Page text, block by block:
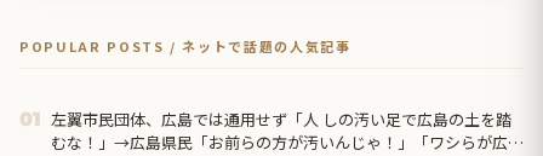
POPULAR POSTS / ネットで話題の人気記事
01 左翼市民団体、広島では通用せず「人 しの汚い足で広島の土を踏
むな！」→広島県民「お前らの方が汚いんじゃ！」「ワシらが広島